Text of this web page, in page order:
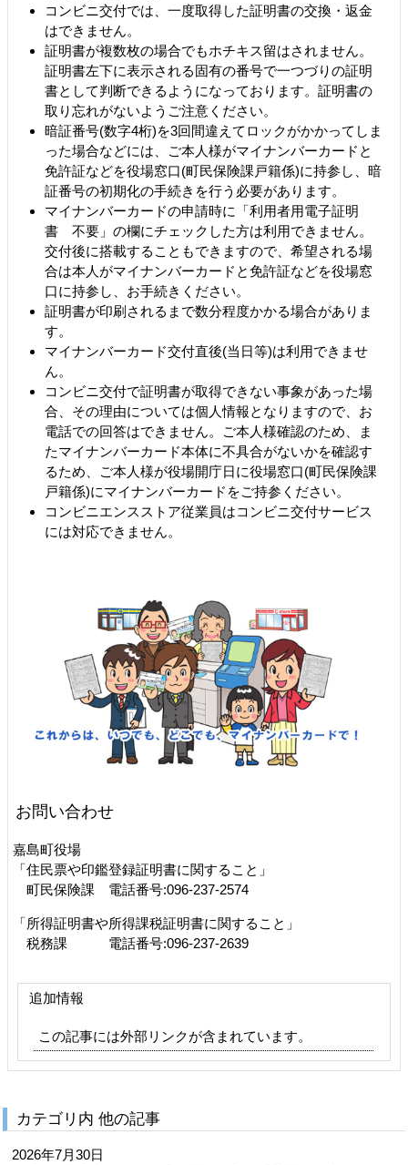
コンビニ交付では、一度取得した証明書の交換・返金
はできません。
証明書が複数枚の場合でもホチキス留はされません。
証明書左下に表示される固有の番号で一つづりの証明
書として判断できるようになっております。証明書の
取り忘れがないようご注意ください。
暗証番号(数字4桁)を3回間違えてロックがかかってしま
った場合などには、ご本人様がマイナンバーカードと
免許証などを役場窓口(町民保険課戸籍係)に持参し、暗
証番号の初期化の手続きを行う必要があります。
マイナンバーカードの申請時に「利用者用電子証明
書 不要」の欄にチェックした方は利用できません。
交付後に搭載することもできますので、希望される場
合は本人がマイナンバーカードと免許証などを役場窓
口に持参し、お手続きください。
証明書が印刷されるまで数分程度かかる場合がありま
す。
マイナンバーカード交付直後(当日等)は利用できませ
ん。
コンビニ交付で証明書が取得できない事象があった場
合、その理由については個人情報となりますので、お
電話での回答はできません。ご本人様確認のため、ま
たマイナンバーカード本体に不具合がないかを確認す
るため、ご本人様が役場開庁日に役場窓口(町民保険課
戸籍係)にマイナンバーカードをご持参ください。
コンビニエンスストア従業員はコンビニ交付サービス
には対応できません。
お問い合わせ
嘉島町役場
「住民票や印鑑登録証明書に関すること」
町民保険課 電話番号:096-237-2574
「所得証明書や所得課税証明書に関すること」
税務課 電話番号:096-237-2639
追加情報
この記事には外部リンクが含まれています。
カテゴリ内 他の記事
2026年7月30日